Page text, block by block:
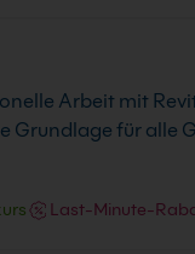
Arbeit mit
Grundlage für alle
Last-Minute-